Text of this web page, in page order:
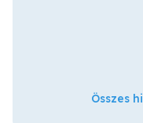
Összes